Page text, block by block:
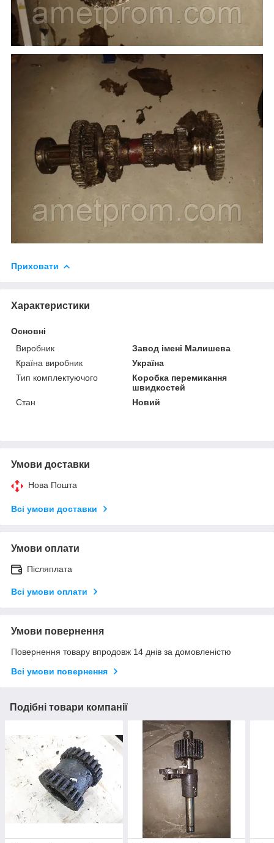
Приховати
Характеристики
Основні
Виробник
Завод імені Малишева
Країна виробник
Україна
Тип комплектуючого
Коробка перемикання
швидкостей
Стан
Новий
Умови доставки
Нова Пошта
Всі умови доставки
Умови оплати
Післяплата
Всі умови оплати
Умови повернення
Повернення товару впродовж 14 днів за домовленістю
Всі умови повернення
Подібні товари компанії